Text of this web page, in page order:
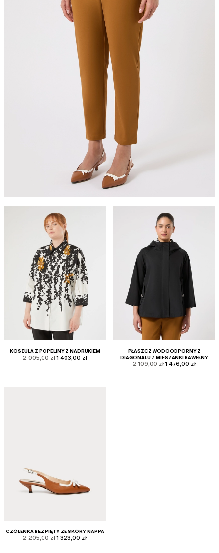
KOSZULA Z POPELINY Z NADRUKIEM
product.price.original
2 005,00 złproduct.price.sale
1 403,00 zł
PŁASZCZ WODOODPORNY Z
DIAGONALU Z MIESZANKI BAWEŁNY
product.price.original
2 109,00 złproduct.price.sale
1 476,00 zł
CZÓŁENKA BEZ PIĘTY ZE SKÓRY NAPPA
product.price.original
2 205,00 złproduct.price.sale
1 323,00 zł